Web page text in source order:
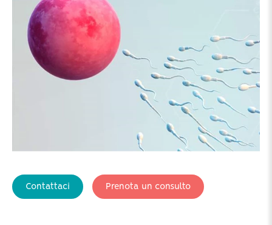
Contattaci Prenota un consulto